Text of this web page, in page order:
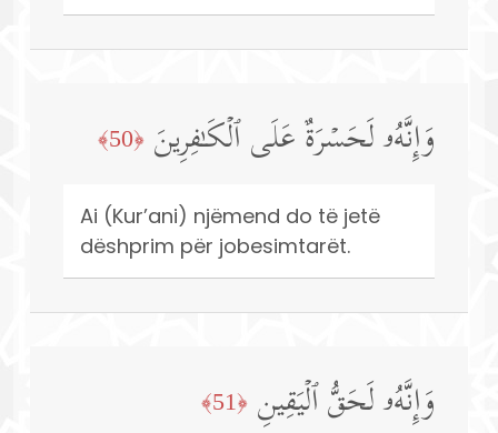
وَإِنَّهُۥ لَحَسۡرَةٌ عَلَى ٱلۡكَـٰفِرِینَ ﴿50﴾
Ai (Kur’ani) njëmend do të jetë
dëshprim për jobesimtarët.
وَإِنَّهُۥ لَحَقُّ ٱلۡیَقِینِ ﴿51﴾